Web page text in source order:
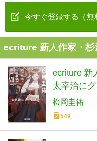
今すぐ登録する（無
ecriture 新人作家・杉
ecriture 新
太宰治に
松岡圭祐
549